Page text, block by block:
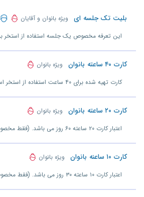
بلیت تک جلسه ای ویژه بانوان و آقایان
این تعرفه مخصوص یک جلسه استفاده از استخر
کارت ۴۰ ساعته بانوان ویژه بانوان
کارت تهیه شده برای ۴۰ ساعت استفاده از استخر است و مدت اعتبار آن ۱۲۰ روز می باشد. (فقط مخصوص بانوان)
کارت ۲۰ ساعته بانوان ویژه بانوان
اعتبار کارت ۲۰ ساعته ۶۰ روز می باشد. (فقط مخصوص بانوان)
کارت ۱۰ ساعنه بانوان ویژه بانوان
اعتبار کارت ۱۰ ساعته ۳۰ روز می باشد. (فقط مخصوص بانوان)